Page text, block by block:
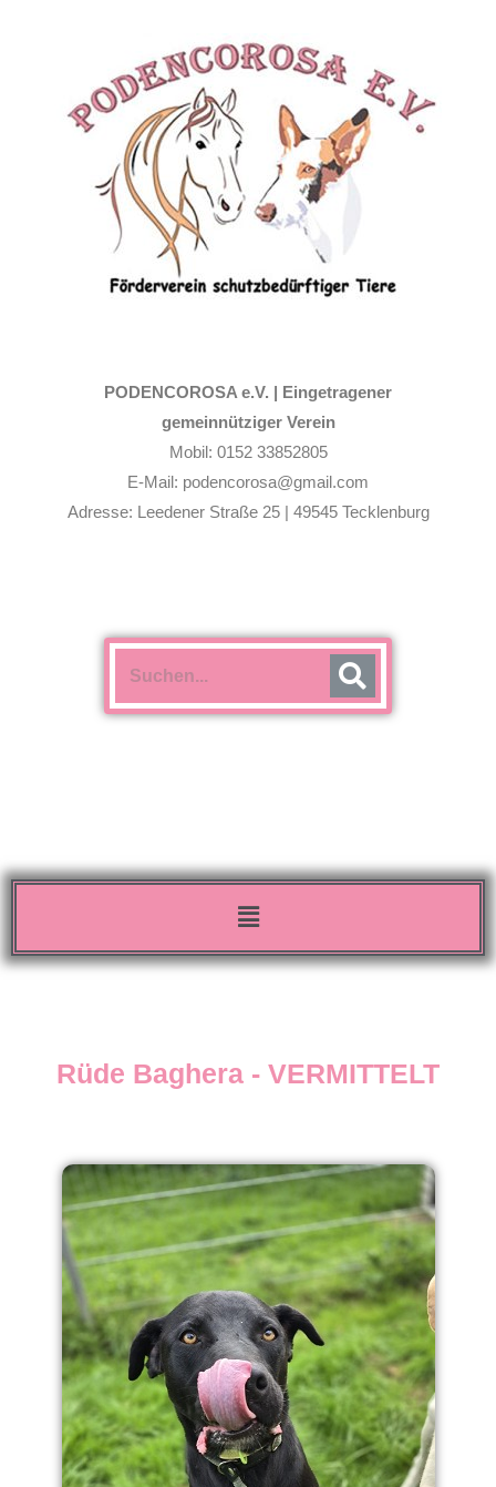
PODENCOROSA e.V. | Eingetragener
gemeinnütziger Verein
Mobil: 0152 33852805
E-Mail: podencorosa@gmail.com
Adresse: Leedener Straße 25 | 49545 Tecklenburg
Menü
Rüde Baghera - VERMITTELT